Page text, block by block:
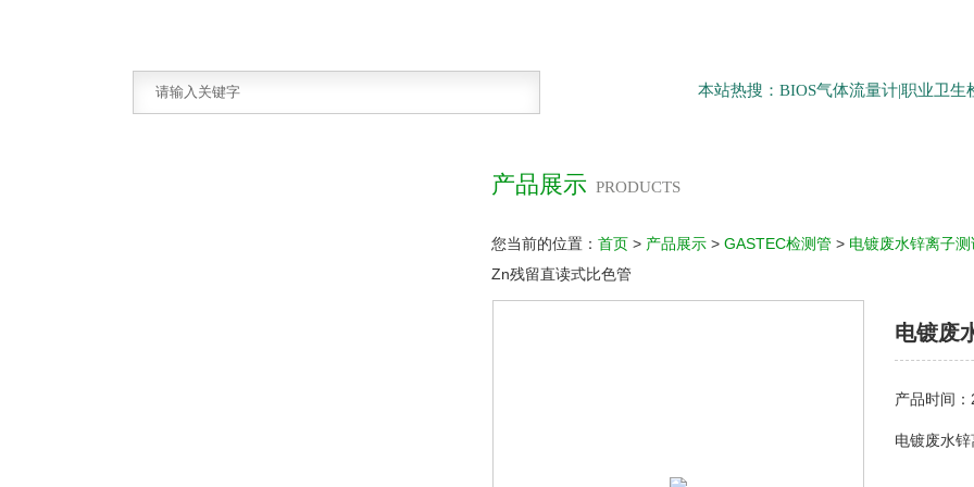
本站热搜：BIOS气体流量计|职业卫
产品展示 PRODUCTS
您当前的位置： 首页 > 产品展示 > GASTEC检测管 > 电镀废水锌离子
Zn残留直读式比色管
电镀废
产品时间
电镀废水